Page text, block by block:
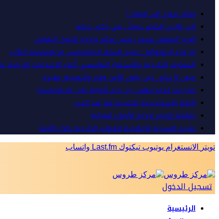
لماذا نحتاج إلى التوازن؟
إلى والدِي الحاضرِ دوماً… في ذِكرى غيابِه
الوزير المثقف محمد ياسين صالح وإدارة التحول الثقافي
ما وراء البروتوكول: عميد السلك الدبلوماسي ودبلوماسية التأثير
المصارف الخليجية والاستقرار المؤسسي أثناء الاعتداءات
عيون لا تنام.. حين يكون الأمن وفاء والتضحية عقيدة
خارجيتنا وخارجيتهم.. بين حزم الرواية ولين الدبلوماسية
الرؤية الاستراتيجية الخليجية لما بعد الحرب
جاهزية الخليج لإدارة الأزمات المركبة
تقييم السردية الإعلامية للقنوات الخليجية خلال الأزمة
تويتر الانستغرام يوتيوب تيكتوك Last.fm واتساب
تسجيل الدخول
الرئيسية